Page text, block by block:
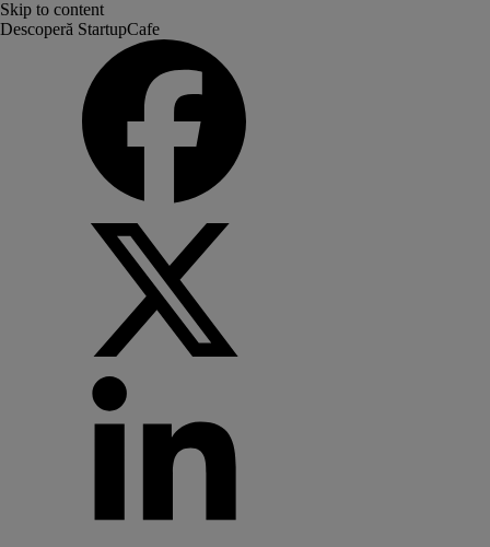
Skip to content
Descoperă StartupCafe